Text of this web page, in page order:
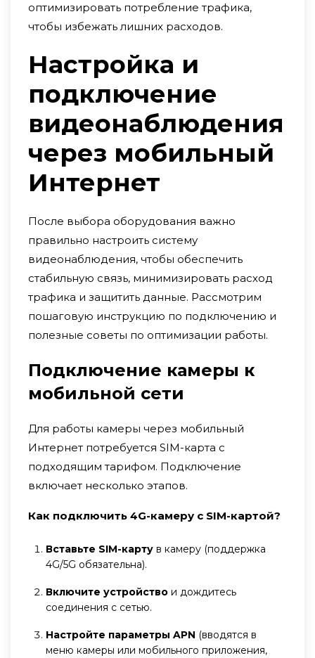
оптимизировать потребление трафика,
чтобы избежать лишних расходов.
Настройка и
подключение
видеонаблюдения
через мобильный
Интернет
После выбора оборудования важно
правильно настроить систему
видеонаблюдения, чтобы обеспечить
стабильную связь, минимизировать расход
трафика и защитить данные. Рассмотрим
пошаговую инструкцию по подключению и
полезные советы по оптимизации работы.
Подключение камеры к
мобильной сети
Для работы камеры через мобильный
Интернет потребуется SIM-карта с
подходящим тарифом. Подключение
включает несколько этапов.
Как подключить 4G-камеру с SIM-картой?
Вставьте SIM-карту в камеру (поддержка
4G/5G обязательна).
Включите устройство и дождитесь
соединения с сетью.
Настройте параметры APN (вводятся в
меню камеры или мобильного приложения,